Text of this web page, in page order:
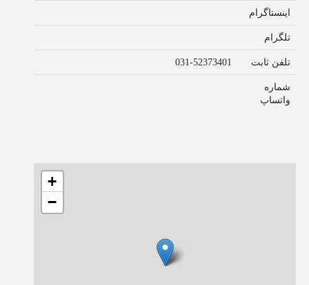
اینستاگرام
تلگرام
تلفن ثابت 031-52373401
شماره
واتساپ
+
−